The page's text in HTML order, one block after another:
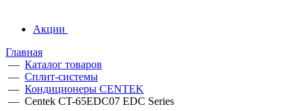
Акции
Главная
— Каталог товаров
— Сплит-системы
— Кондиционеры CENTEK
— Centek CT-65EDC07 EDC Series